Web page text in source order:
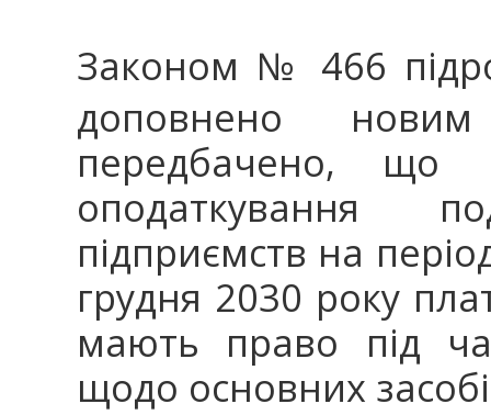
Законом № 466
доповнено
передбачено, що
оподаткування
підприємств на
грудня 2030 року
мають право під
щодо основних